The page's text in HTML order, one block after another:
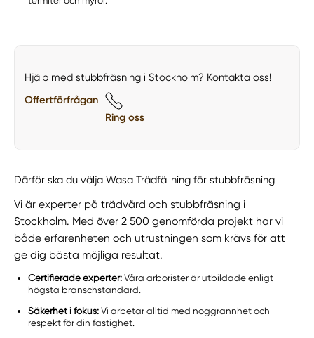
Hjälp med stubbfräsning i Stockholm? Kontakta oss!
Offertförfrågan
Ring oss
Därför ska du välja Wasa Trädfällning för stubbfräsning
Vi är experter på trädvård och stubbfräsning i
Stockholm. Med över 2 500 genomförda projekt har vi
både erfarenheten och utrustningen som krävs för att
ge dig bästa möjliga resultat.
Certifierade experter: Våra arborister är utbildade enligt
högsta branschstandard.
Säkerhet i fokus: Vi arbetar alltid med noggrannhet och
respekt för din fastighet.